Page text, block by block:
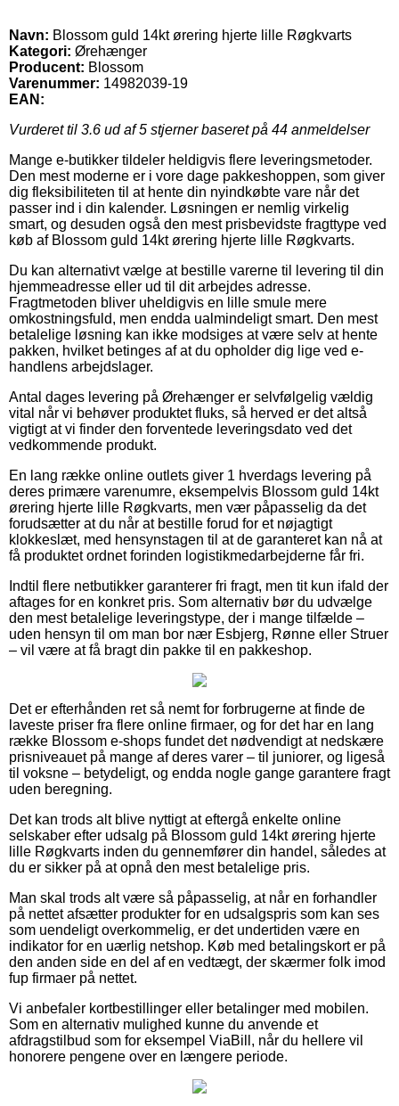
Navn: Blossom guld 14kt ørering hjerte lille Røgkvarts
Kategori: Ørehænger
Producent: Blossom
Varenummer: 14982039-19
EAN:
Vurderet til 3.6 ud af 5 stjerner baseret på 44 anmeldelser
Mange e-butikker tildeler heldigvis flere leveringsmetoder.
Den mest moderne er i vore dage pakkeshoppen, som giver
dig fleksibiliteten til at hente din nyindkøbte vare når det
passer ind i din kalender. Løsningen er nemlig virkelig
smart, og desuden også den mest prisbevidste fragttype ved
køb af Blossom guld 14kt ørering hjerte lille Røgkvarts.
Du kan alternativt vælge at bestille varerne til levering til din
hjemmeadresse eller ud til dit arbejdes adresse.
Fragtmetoden bliver uheldigvis en lille smule mere
omkostningsfuld, men endda ualmindeligt smart. Den mest
betalelige løsning kan ikke modsiges at være selv at hente
pakken, hvilket betinges af at du opholder dig lige ved e-
handlens arbejdslager.
Antal dages levering på Ørehænger er selvfølgelig vældig
vital når vi behøver produktet fluks, så herved er det altså
vigtigt at vi finder den forventede leveringsdato ved det
vedkommende produkt.
En lang række online outlets giver 1 hverdags levering på
deres primære varenumre, eksempelvis Blossom guld 14kt
ørering hjerte lille Røgkvarts, men vær påpasselig da det
forudsætter at du når at bestille forud for et nøjagtigt
klokkeslæt, med hensynstagen til at de garanteret kan nå at
få produktet ordnet forinden logistikmedarbejderne får fri.
Indtil flere netbutikker garanterer fri fragt, men tit kun ifald der
aftages for en konkret pris. Som alternativ bør du udvælge
den mest betalelige leveringstype, der i mange tilfælde –
uden hensyn til om man bor nær Esbjerg, Rønne eller Struer
– vil være at få bragt din pakke til en pakkeshop.
Det er efterhånden ret så nemt for forbrugerne at finde de
laveste priser fra flere online firmaer, og for det har en lang
række Blossom e-shops fundet det nødvendigt at nedskære
prisniveauet på mange af deres varer – til juniorer, og ligeså
til voksne – betydeligt, og endda nogle gange garantere fragt
uden beregning.
Det kan trods alt blive nyttigt at eftergå enkelte online
selskaber efter udsalg på Blossom guld 14kt ørering hjerte
lille Røgkvarts inden du gennemfører din handel, således at
du er sikker på at opnå den mest betalelige pris.
Man skal trods alt være så påpasselig, at når en forhandler
på nettet afsætter produkter for en udsalgspris som kan ses
som uendeligt overkommelig, er det undertiden være en
indikator for en uærlig netshop. Køb med betalingskort er på
den anden side en del af en vedtægt, der skærmer folk imod
fup firmaer på nettet.
Vi anbefaler kortbestillinger eller betalinger med mobilen.
Som en alternativ mulighed kunne du anvende et
afdragstilbud som for eksempel ViaBill, når du hellere vil
honorere pengene over en længere periode.